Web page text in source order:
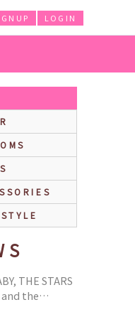
LOGIN
THE STARS
and the